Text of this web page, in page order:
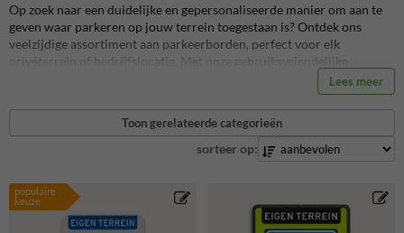
Op zoek naar een duidelijke en gepersonaliseerde manier om aan te
geven waar parkeren op jouw terrein toegestaan is? Ontdek ons
veelzijdige assortiment aan parkeerborden, perfect voor elk
privéterrein of bedrijfslocatie. Met onze gebruiksvriendelijke
SignEditor kun je jouw parkeerborden volledig naar wens ontwerpen.
Of je nou een eenvoudig parkeerbord nodig hebt, of specifieke
voorwaarden zoals 'gereserveerd voor bewoners' wilt aangeven, bij
ons vind je 100% de perfecte oplossing. Ontwerp en bestel vandaag
nog jouw unieke parkeerborden en zorg voor heldere communicatie
Lees meer
Toon gerelateerde categorieën
sorteer op:
populaire
keuze